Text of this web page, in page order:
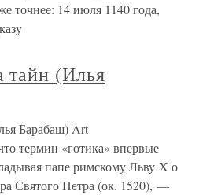
точнее: 14 июля 1140 года,
(Илья
Барабаш) Art
термин «готика» впервые
папе римскому Льву X о
Святого Петра (ок. 1520), —